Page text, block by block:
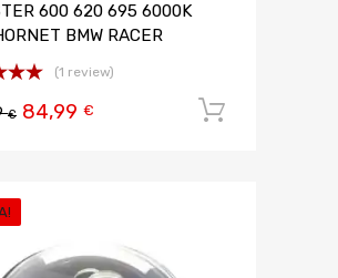
600 620 695 6000K
BMW RACER
5
(1 review)
€ 84,99 €